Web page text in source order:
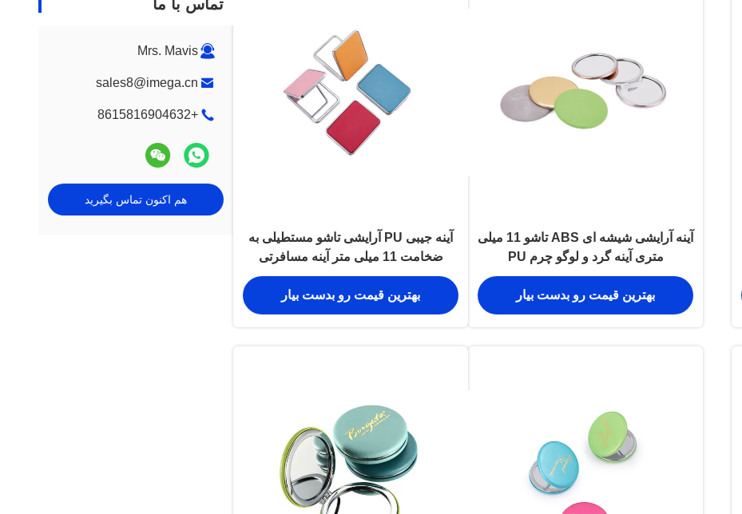
تماس با ما
Mrs. Mavis
sales8@imega.cn
+8615816904632
هم اکنون تماس بگیرید
آینه آرایشی شیشه ای ABS تاشو 11 میلی
متری آینه گرد و لوگو چرم PU
بهترین قیمت رو بدست بیار
آینه جیبی PU آرایشی تاشو مستطیلی به
ضخامت 11 میلی متر آینه مسافرتی
کوچک
بهترین قیمت رو بدست بیار